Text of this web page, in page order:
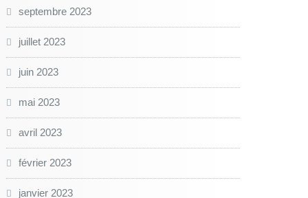
septembre 2023
juillet 2023
juin 2023
mai 2023
avril 2023
février 2023
janvier 2023